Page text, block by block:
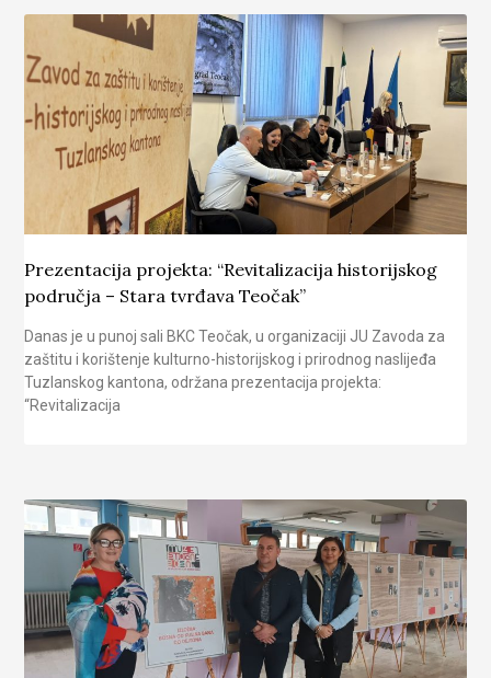
Prezentacija projekta: “Revitalizacija historijskog
područja – Stara tvrđava Teočak”
Danas je u punoj sali BKC Teočak, u organizaciji JU Zavoda za
zaštitu i korištenje kulturno-historijskog i prirodnog naslijeđa
Tuzlanskog kantona, održana prezentacija projekta:
“Revitalizacija